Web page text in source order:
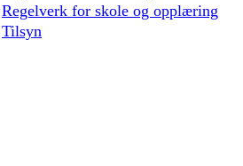
Regelverk for skole og opplæring
Tilsyn